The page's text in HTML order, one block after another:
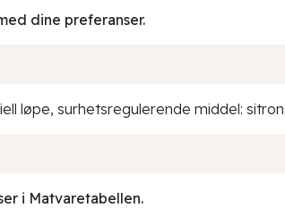
dine preferanser.
løpe, surhetsregulerende middel:
i Matvaretabellen.